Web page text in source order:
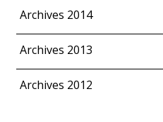
Archives 2014
Archives 2013
Archives 2012